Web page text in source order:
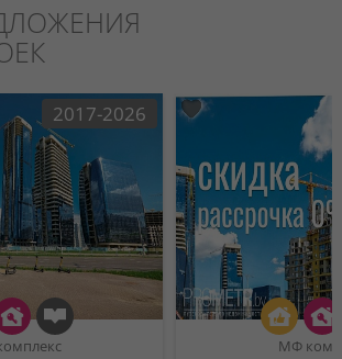
2017-2026
МФ